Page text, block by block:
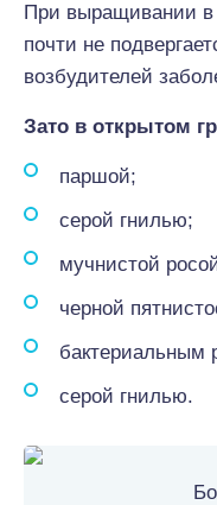
При выращивании в
почти не
возбудителей
Зато в открытом
паршой;
серой гнилью;
мучнистой
черной
бактериальным
серой гнилью.